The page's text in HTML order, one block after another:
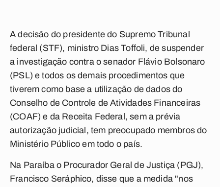
A decisão do presidente do Supremo Tribunal
federal (STF), ministro Dias Toffoli, de suspender
a investigação contra o senador Flávio Bolsonaro
(PSL) e todos os demais procedimentos que
tiverem como base a utilização de dados do
Conselho de Controle de Atividades Financeiras
(COAF) e da Receita Federal, sem a prévia
autorização judicial, tem preocupado membros do
Ministério Público em todo o país.
Na Paraíba o Procurador Geral de Justiça (PGJ),
Francisco Seráphico, disse que a medida "nos